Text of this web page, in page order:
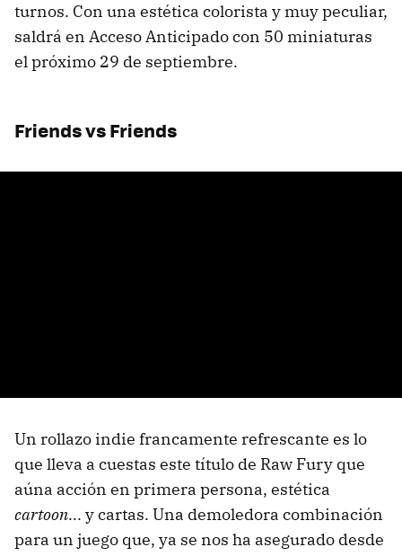
turnos. Con una estética colorista y muy peculiar,
saldrá en Acceso Anticipado con 50 miniaturas
el próximo 29 de septiembre.
Friends vs Friends
Un rollazo indie francamente refrescante es lo
que lleva a cuestas este título de Raw Fury que
aúna acción en primera persona, estética
cartoon... y cartas. Una demoledora combinación
para un juego que, ya se nos ha asegurado desde